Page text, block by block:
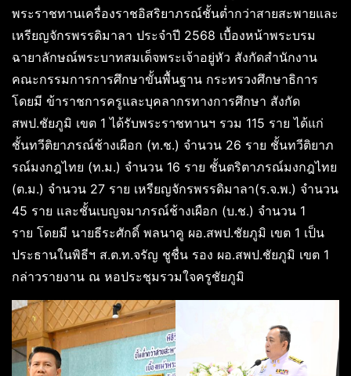
พระราชทานเครื่องราชอิสริยาภรณ์ชั้นต่ำกว่าสายสะพายและ
เหรียญจักรพรรดิมาลา ประจำปี 2568 เบื้องหน้าพระบรม
ฉายาลักษณ์พระบาทสมเด็จพระเจ้าอยู่หัว สังกัดสำนักงาน
คณะกรรมการการศึกษาขั้นพื้นฐาน กระทรวงศึกษาธิการ
โดยมี ข้าราชการครูและบุคลากรทางการศึกษา สังกัด
สพป.ชัยภูมิ เขต 1 ได้รับพระราชทานฯ รวม 115 ราย ได้แก่
ชั้นทวีติยาภรณ์ช้างเผือก (ท.ช.) จำนวน 26 ราย ชั้นทวีติยาภ
รณ์มงกฎไทย (ท.ม.) จำนวน 16 ราย ชั้นตริตาภรณ์มงกฎไทย
(ต.ม.) จำนวน 27 ราย เหรียญจักรพรรดิมาลา(ร.จ.พ.) จำนวน
45 ราย และชั้นเบญจมาภรณ์ช้างเผือก (บ.ช.) จำนวน 1
ราย โดยมี นายธีระศักดิ์ พลนาคู ผอ.สพป.ชัยภูมิ เขต 1 เป็น
ประธานในพิธีฯ ส.ต.ท.จรัญ ชูชื่น รอง ผอ.สพป.ชัยภูมิ เขต 1
กล่าวรายงาน ณ หอประชุมรวมใจครูชัยภูมิ